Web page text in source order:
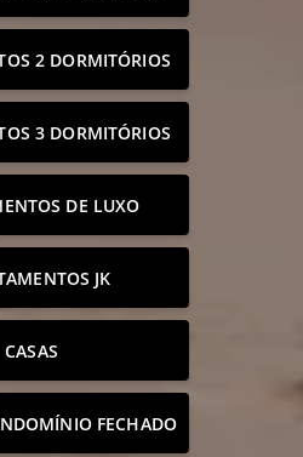
2 DORMITÓRIOS
3 DORMITÓRIOS
DE LUXO
JK
CASAS
FECHADO